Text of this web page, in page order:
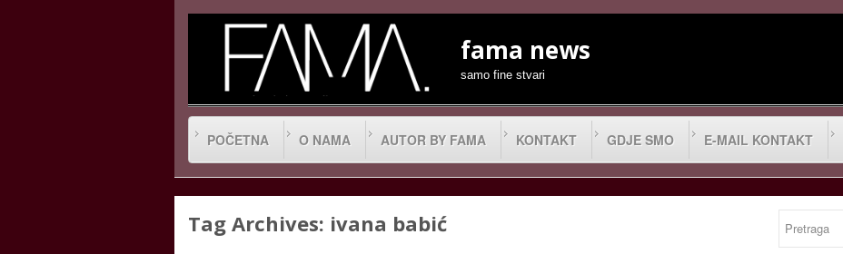
fama news
samo fine stvari
POČETNA O NAMA AUTOR BY FAMA KONTAKT GDJE SMO E-MAIL KONTAKT
Tag Archives: ivana babić